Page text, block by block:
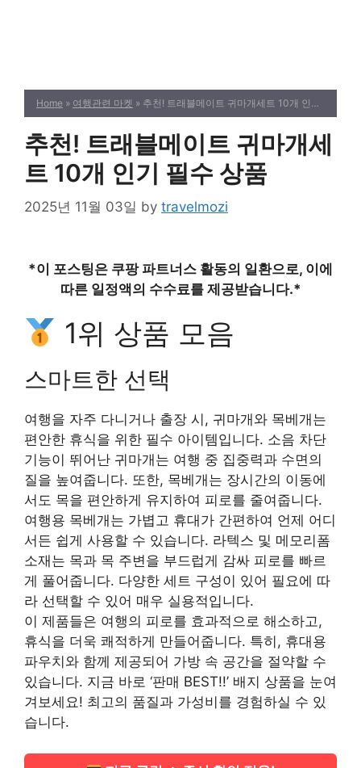
Home » 여행관련 마켓 » 추천! 트래블메이트 귀마개세트 10개 인기 필수 상품
추천! 트래블메이트 귀마개세
트 10개 인기 필수 상품
2025년 11월 03일 by travelmozi
*이 포스팅은 쿠팡 파트너스 활동의 일환으로, 이에
따른 일정액의 수수료를 제공받습니다.*
1위 상품 모음
스마트한 선택
여행을 자주 다니거나 출장 시, 귀마개와 목베개는
편안한 휴식을 위한 필수 아이템입니다. 소음 차단
기능이 뛰어난 귀마개는 여행 중 집중력과 수면의
질을 높여줍니다. 또한, 목베개는 장시간의 이동에
서도 목을 편안하게 유지하여 피로를 줄여줍니다.
여행용 목베개는 가볍고 휴대가 간편하여 언제 어디
서든 쉽게 사용할 수 있습니다. 라텍스 및 메모리폼
소재는 목과 목 주변을 부드럽게 감싸 피로를 빠르
게 풀어줍니다. 다양한 세트 구성이 있어 필요에 따
라 선택할 수 있어 매우 실용적입니다.
이 제품들은 여행의 피로를 효과적으로 해소하고,
휴식을 더욱 쾌적하게 만들어줍니다. 특히, 휴대용
파우치와 함께 제공되어 가방 속 공간을 절약할 수
있습니다. 지금 바로 ‘판매 BEST!!’ 배지 상품을 눈여
겨보세요! 최고의 품질과 가성비를 경험하실 수 있
습니다.